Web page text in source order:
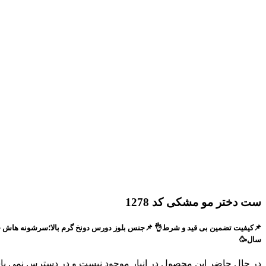
ست دختر مو مشکی کد 1278
سال🥳
در حال حاضر این محصول در انبار موجود نیست و در دسترس نمی